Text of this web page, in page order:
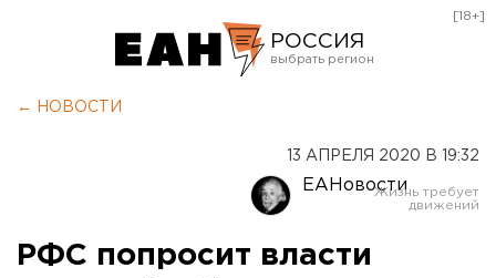
РОССИЯ
Оренбург
[18+]
← НОВОСТИ
13 АПРЕЛЯ 2020 В 19:32
ЕАНовости
РФС попросит власти